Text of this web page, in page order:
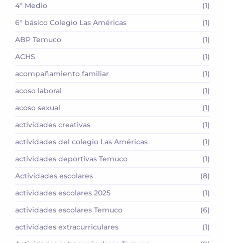
4º Medio
(1)
6° básico Colegio Las Américas
(1)
ABP Temuco
(1)
ACHS
(1)
acompañamiento familiar
(1)
acoso laboral
(1)
acoso sexual
(1)
actividades creativas
(1)
actividades del colegio Las Américas
(1)
actividades deportivas Temuco
(1)
Actividades escolares
(8)
actividades escolares 2025
(1)
actividades escolares Temuco
(6)
actividades extracurriculares
(1)